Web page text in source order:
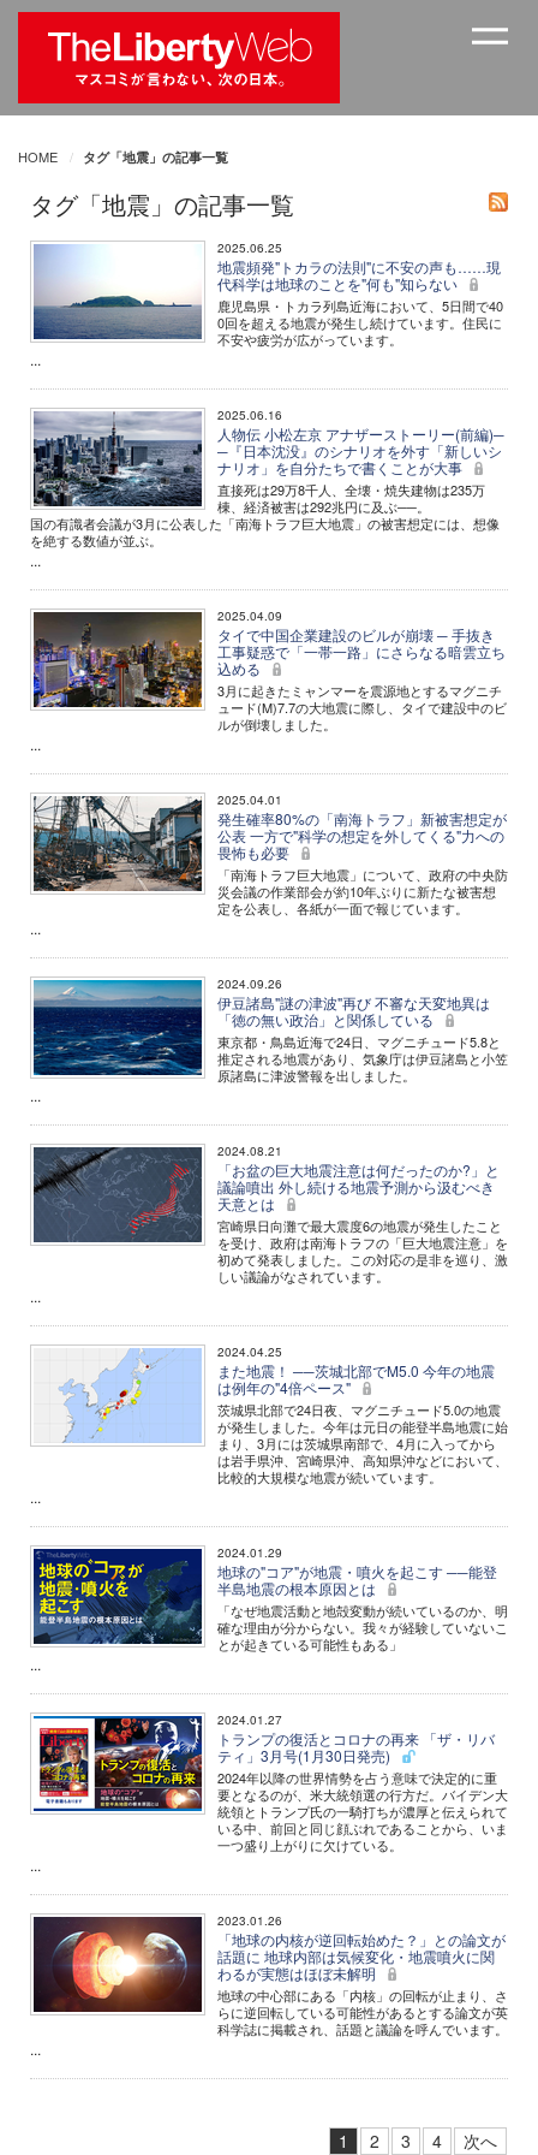
HOME タグ「地震」の記事一覧
タグ「地震」の記事一覧
2025.06.25
地震頻発"トカラの法則"に不安の声も……現
代科学は地球のことを"何も"知らない
鹿児島県・トカラ列島近海において、5日間で40
0回を超える地震が発生し続けています。住民に
不安や疲労が広がっています。
...
2025.06.16
人物伝 小松左京 アナザーストーリー(前編)─
─『日本沈没』のシナリオを外す「新しいシ
ナリオ」を自分たちで書くことが大事
直接死は29万8千人、全壊・焼失建物は235万
棟、経済被害は292兆円に及ぶ──。
国の有識者会議が3月に公表した「南海トラフ巨大地震」の被害想定には、想像
を絶する数値が並ぶ。
...
2025.04.09
タイで中国企業建設のビルが崩壊 ─ 手抜き
工事疑惑で「一帯一路」にさらなる暗雲立ち
込める
3月に起きたミャンマーを震源地とするマグニチ
ュード(M)7.7の大地震に際し、タイで建設中のビ
ルが倒壊しました。
...
2025.04.01
発生確率80%の「南海トラフ」新被害想定が
公表 一方で"科学の想定を外してくる"力への
畏怖も必要
「南海トラフ巨大地震」について、政府の中央防
災会議の作業部会が約10年ぶりに新たな被害想
定を公表し、各紙が一面で報じています。
...
2024.09.26
伊豆諸島"謎の津波"再び 不審な天変地異は
「徳の無い政治」と関係している
東京都・鳥島近海で24日、マグニチュード5.8と
推定される地震があり、気象庁は伊豆諸島と小笠
原諸島に津波警報を出しました。
...
2024.08.21
「お盆の巨大地震注意は何だったのか?」と
議論噴出 外し続ける地震予測から汲むべき
天意とは
宮崎県日向灘で最大震度6の地震が発生したこと
を受け、政府は南海トラフの「巨大地震注意」を
初めて発表しました。この対応の是非を巡り、激
しい議論がなされています。
...
2024.04.25
また地震！ ──茨城北部でM5.0 今年の地震
は例年の"4倍ペース"
茨城県北部で24日夜、マグニチュード5.0の地震
が発生しました。今年は元日の能登半島地震に始
まり、3月には茨城県南部で、4月に入ってから
は岩手県沖、宮崎県沖、高知県沖などにおいて、
比較的大規模な地震が続いています。
...
2024.01.29
地球の"コア"が地震・噴火を起こす ──能登
半島地震の根本原因とは
「なぜ地震活動と地殻変動が続いているのか、明
確な理由が分からない。我々が経験していないこ
とが起きている可能性もある」
...
2024.01.27
トランプの復活とコロナの再来 「ザ・リバ
ティ」3月号(1月30日発売)
2024年以降の世界情勢を占う意味で決定的に重
要となるのが、米大統領選の行方だ。バイデン大
統領とトランプ氏の一騎打ちが濃厚と伝えられて
いる中、前回と同じ顔ぶれであることから、いま
一つ盛り上がりに欠けている。
...
2023.01.26
「地球の内核が逆回転始めた？」との論文が
話題に 地球内部は気候変化・地震噴火に関
わるが実態はほぼ未解明
地球の中心部にある「内核」の回転が止まり、さ
らに逆回転している可能性があるとする論文が英
科学誌に掲載され、話題と議論を呼んでいます。
...
1 2 3 4 次へ